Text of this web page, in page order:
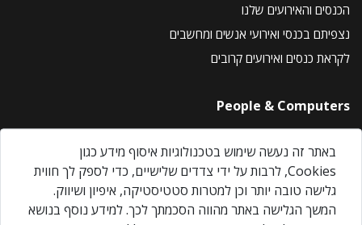
הכנסים והאירועים שלנו
נצפיתם בכנסי ואירועי אנשים ומחשבים
לקראת כנסים ואירועים קרובים
People & Computers
About Us
Privacy Policy
Contact Us
Our Events
באתר זה נעשה שימוש בטכנולוגיות איסוף מידע כגון
Cookies, לרבות על ידי צדדים שלישיים, כדי לספק לך חווית
גלישה טובה יותר וכן למטרות סטטיסטיקה, איפיון ושיווק.
המשך הגלישה באתר מהווה הסכמתך לכך. למידע נוסף בנושא